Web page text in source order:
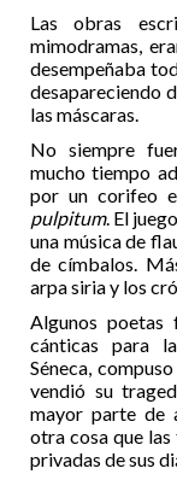
Las obras
mimodramas,
desempeñaba
desapareciendo
las máscaras.
No siempre
mucho tiempo
por un corifeo
pulpitum. El
una música de
de címbalos.
arpa siria y los
Algunos poetas
cánticas para
Séneca,
vendió su
mayor parte de
otra cosa que
privadas de sus